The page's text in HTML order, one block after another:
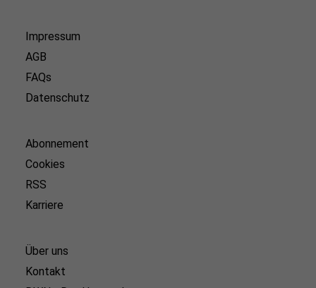
Impressum
AGB
FAQs
Datenschutz
Abonnement
Cookies
RSS
Karriere
Über uns
Kontakt